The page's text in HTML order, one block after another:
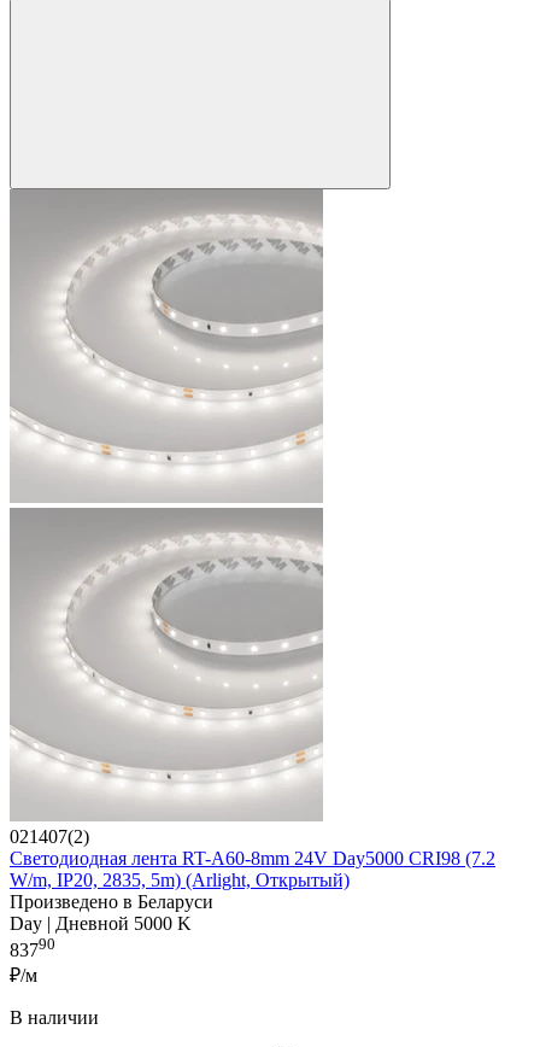
021407(2)
Светодиодная лента RT-A60-8mm 24V Day5000 CRI98 (7.2
W/m, IP20, 2835, 5m) (Arlight, Открытый)
Произведено в Беларуси
Day | Дневной 5000 K
83790
₽/м
В наличии